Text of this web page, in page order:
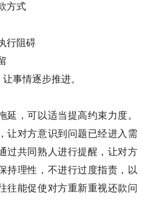
方式
行阻碍
事情逐步推进。
延，可以适当提高约束力度。
让对方意识到问题已经进入需
过共同熟人进行提醒，让对方
持理性，不进行过度指责，以
往能促使对方重新重视还款问